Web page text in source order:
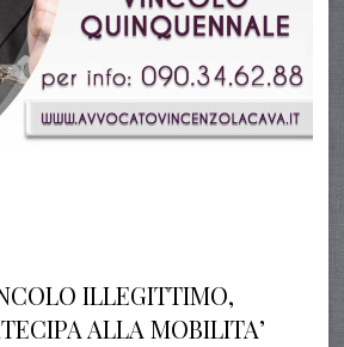
ILLEGITTIMO,
ALLA MOBILITA’